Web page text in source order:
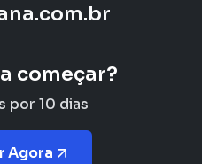
começar?
por 10 dias
Agora